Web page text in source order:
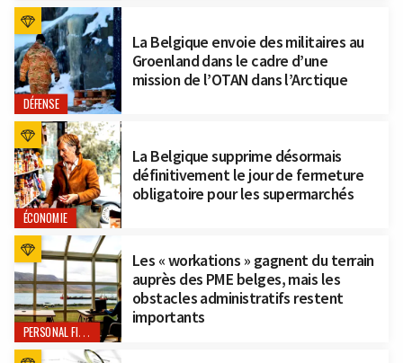
DÉFENSE
La Belgique envoie des militaires au
Groenland dans le cadre d’une
mission de l’OTAN dans l’Arctique
ÉCONOMIE
La Belgique supprime désormais
définitivement le jour de fermeture
obligatoire pour les supermarchés
PERSONAL FINANCE
Les « workations » gagnent du terrain
auprès des PME belges, mais les
obstacles administratifs restent
importants